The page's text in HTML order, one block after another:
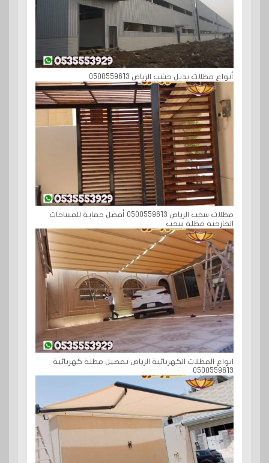
أنواع مظلات بديل خشب الرياض 0500559613
مظلات سحب الرياض 0500559613 أفضل حماية للمساحات
الخارجية مظلة سحب
انواع المظلات الكهربائية الرياض تفصيل مظلة كهربائية
0500559613